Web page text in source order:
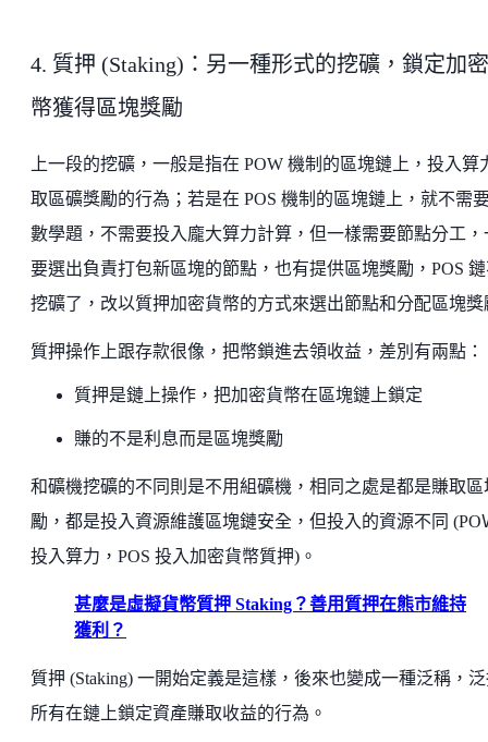
4. 質押 (Staking)：另一種形式的挖礦，鎖定加
幣獲得區塊獎勵
上一段的挖礦，一般是指在 POW 機制的區塊鏈上，投入算
取區礦獎勵的行為；若是在 POS 機制的區塊鏈上，就不需
數學題，不需要投入龐大算力計算，但一樣需要節點分工，
要選出負責打包新區塊的節點，也有提供區塊獎勵，POS
挖礦了，改以質押加密貨幣的方式來選出節點和分配區塊獎
質押操作上跟存款很像，把幣鎖進去領收益，差別有兩點：
質押是鏈上操作，把加密貨幣在區塊鏈上鎖定
賺的不是利息而是區塊獎勵
和礦機挖礦的不同則是不用組礦機，相同之處是都是賺取區
勵，都是投入資源維護區塊鏈安全，但投入的資源不同 (PO
投入算力，POS 投入加密貨幣質押)。
甚麼是虛擬貨幣質押 Staking？善用質押在熊市維持
獲利？
質押 (Staking) 一開始定義是這樣，後來也變成一種泛稱，
所有在鏈上鎖定資產賺取收益的行為。